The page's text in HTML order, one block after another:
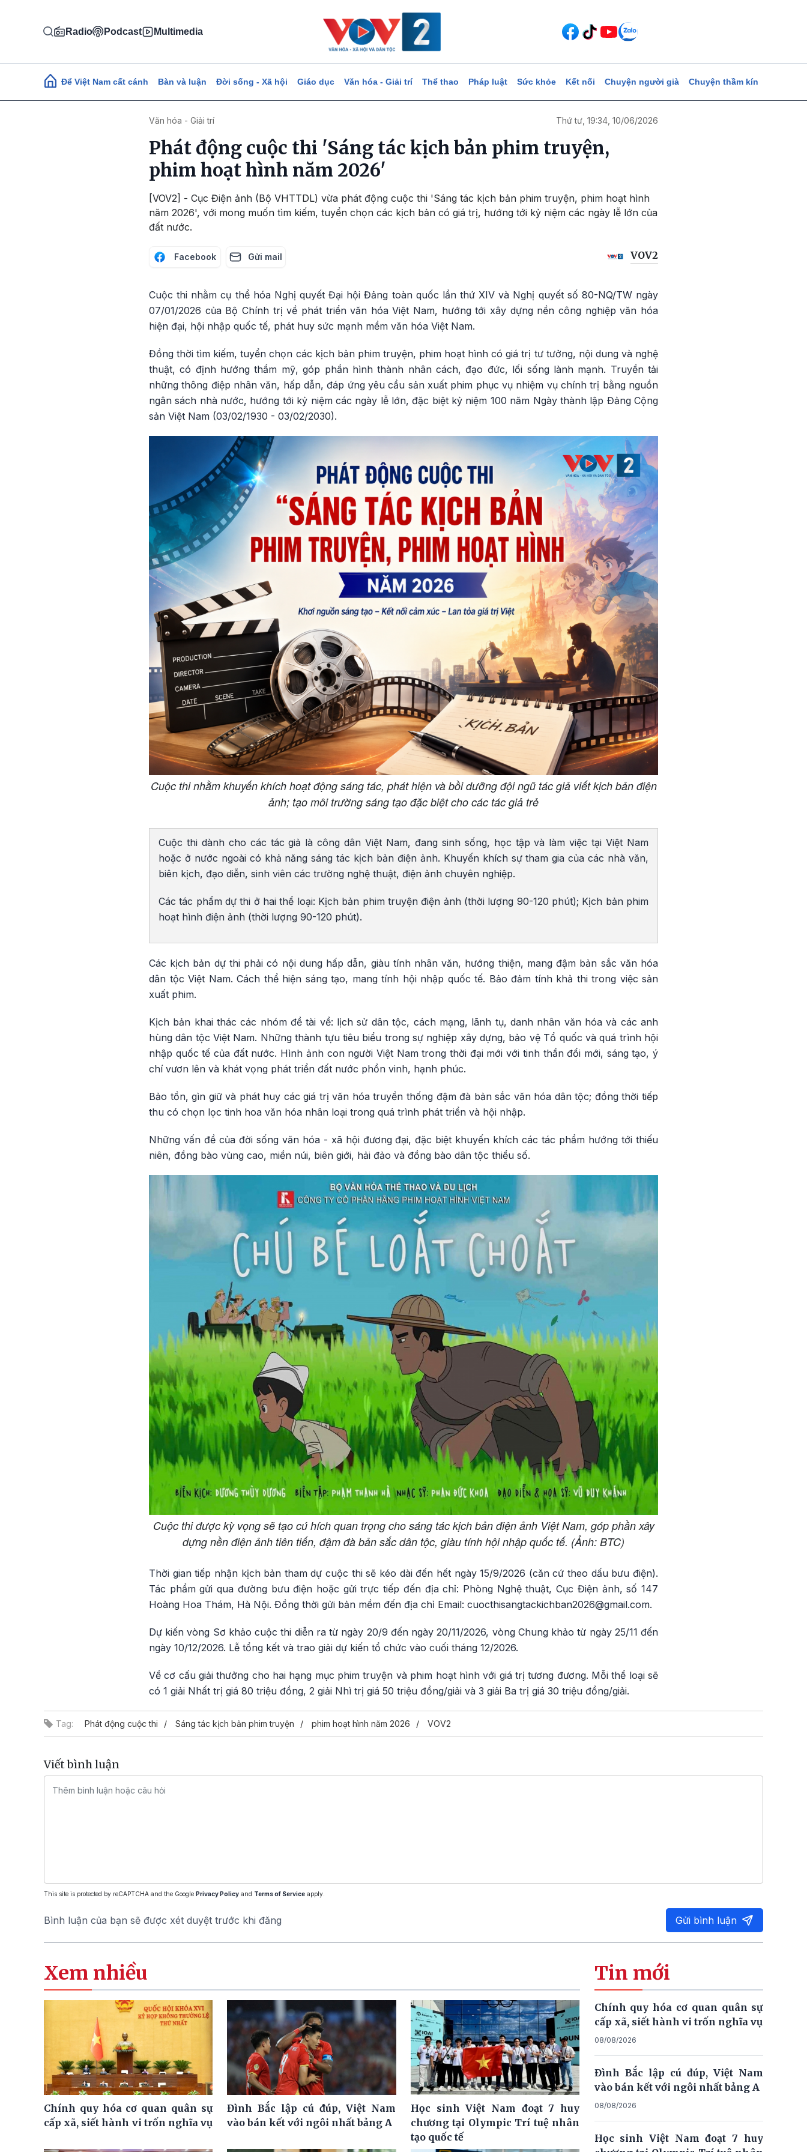
Radio Podcast Multimedia
Main navigation
Để Việt Nam cất cánh Bàn và luận Đời sống - Xã hội Giáo dục Văn hóa - Giải trí Thể thao Pháp luật Sức khỏe Kết nối Chuyện người già Chuyện thầm kín
Văn hóa - Giải trí Thứ tư, 19:34, 10/06/2026
Phát động cuộc thi 'Sáng tác kịch bản phim truyện,
phim hoạt hình năm 2026'
[VOV2] - Cục Điện ảnh (Bộ VHTTDL) vừa phát động cuộc thi 'Sáng tác kịch bản phim truyện, phim hoạt hình
năm 2026', với mong muốn tìm kiếm, tuyển chọn các kịch bản có giá trị, hướng tới kỷ niệm các ngày lễ lớn của
đất nước.
Facebook Gửi mail VOV2
Cuộc thi nhằm cụ thể hóa Nghị quyết Đại hội Đảng toàn quốc lần thứ XIV và Nghị quyết số 80-NQ/TW ngày
07/01/2026 của Bộ Chính trị về phát triển văn hóa Việt Nam, hướng tới xây dựng nền công nghiệp văn hóa
hiện đại, hội nhập quốc tế, phát huy sức mạnh mềm văn hóa Việt Nam.
Đồng thời tìm kiếm, tuyển chọn các kịch bản phim truyện, phim hoạt hình có giá trị tư tưởng, nội dung và nghệ
thuật, có định hướng thẩm mỹ, góp phần hình thành nhân cách, đạo đức, lối sống lành mạnh. Truyền tải
những thông điệp nhân văn, hấp dẫn, đáp ứng yêu cầu sản xuất phim phục vụ nhiệm vụ chính trị bằng nguồn
ngân sách nhà nước, hướng tới kỷ niệm các ngày lễ lớn, đặc biệt kỷ niệm 100 năm Ngày thành lập Đảng Cộng
sản Việt Nam (03/02/1930 - 03/02/2030).
Cuộc thi nhằm khuyến khích hoạt động sáng tác, phát hiện và bồi dưỡng đội ngũ tác giả viết kịch bản điện
ảnh; tạo môi trường sáng tạo đặc biệt cho các tác giả trẻ
Cuộc thi dành cho các tác giả là công dân Việt Nam, đang sinh sống, học tập và làm việc tại Việt Nam
hoặc ở nước ngoài có khả năng sáng tác kịch bản điện ảnh. Khuyến khích sự tham gia của các nhà văn,
biên kịch, đạo diễn, sinh viên các trường nghệ thuật, điện ảnh chuyên nghiệp.
Các tác phẩm dự thi ở hai thể loại: Kịch bản phim truyện điện ảnh (thời lượng 90-120 phút); Kịch bản phim
hoạt hình điện ảnh (thời lượng 90-120 phút).
Các kịch bản dự thi phải có nội dung hấp dẫn, giàu tính nhân văn, hướng thiện, mang đậm bản sắc văn hóa
dân tộc Việt Nam. Cách thể hiện sáng tạo, mang tính hội nhập quốc tế. Bảo đảm tính khả thi trong việc sản
xuất phim.
Kịch bản khai thác các nhóm đề tài về: lịch sử dân tộc, cách mạng, lãnh tụ, danh nhân văn hóa và các anh
hùng dân tộc Việt Nam. Những thành tựu tiêu biểu trong sự nghiệp xây dựng, bảo vệ Tổ quốc và quá trình hội
nhập quốc tế của đất nước. Hình ảnh con người Việt Nam trong thời đại mới với tinh thần đổi mới, sáng tạo, ý
chí vươn lên và khát vọng phát triển đất nước phồn vinh, hạnh phúc.
Bảo tồn, gìn giữ và phát huy các giá trị văn hóa truyền thống đậm đà bản sắc văn hóa dân tộc; đồng thời tiếp
thu có chọn lọc tinh hoa văn hóa nhân loại trong quá trình phát triển và hội nhập.
Những vấn đề của đời sống văn hóa - xã hội đương đại, đặc biệt khuyến khích các tác phẩm hướng tới thiếu
niên, đồng bào vùng cao, miền núi, biên giới, hải đảo và đồng bào dân tộc thiểu số.
Cuộc thi được kỳ vọng sẽ tạo cú hích quan trọng cho sáng tác kịch bản điện ảnh Việt Nam, góp phần xây
dựng nền điện ảnh tiên tiến, đậm đà bản sắc dân tộc, giàu tính hội nhập quốc tế. (Ảnh: BTC)
Thời gian tiếp nhận kịch bản tham dự cuộc thi sẽ kéo dài đến hết ngày 15/9/2026 (căn cứ theo dấu bưu điện).
Tác phẩm gửi qua đường bưu điện hoặc gửi trực tiếp đến địa chỉ: Phòng Nghệ thuật, Cục Điện ảnh, số 147
Hoàng Hoa Thám, Hà Nội. Đồng thời gửi bản mềm đến địa chỉ Email: cuocthisangtackichban2026@gmail.com.
Dự kiến vòng Sơ khảo cuộc thi diễn ra từ ngày 20/9 đến ngày 20/11/2026, vòng Chung khảo từ ngày 25/11 đến
ngày 10/12/2026. Lễ tổng kết và trao giải dự kiến tổ chức vào cuối tháng 12/2026.
Về cơ cấu giải thưởng cho hai hạng mục phim truyện và phim hoạt hình với giá trị tương đương. Mỗi thể loại sẽ
có 1 giải Nhất trị giá 80 triệu đồng, 2 giải Nhì trị giá 50 triệu đồng/giải và 3 giải Ba trị giá 30 triệu đồng/giải.
Tag: Phát động cuộc thi Sáng tác kịch bản phim truyện phim hoạt hình năm 2026 VOV2
Viết bình luận
This site is protected by reCAPTCHA and the Google Privacy Policy and Terms of Service apply.
Bình luận của bạn sẽ được xét duyệt trước khi đăng Gửi bình luận
Xem nhiều
Chính quy hóa cơ quan quân sự
cấp xã, siết hành vi trốn nghĩa vụ
Đình Bắc lập cú đúp, Việt Nam
vào bán kết với ngôi nhất bảng A
Học sinh Việt Nam đoạt 7 huy
chương tại Olympic Trí tuệ nhân
tạo quốc tế
Tin mới
Chính quy hóa cơ quan quân sự
cấp xã, siết hành vi trốn nghĩa vụ
08/08/2026
Đình Bắc lập cú đúp, Việt Nam
vào bán kết với ngôi nhất bảng A
08/08/2026
Học sinh Việt Nam đoạt 7 huy